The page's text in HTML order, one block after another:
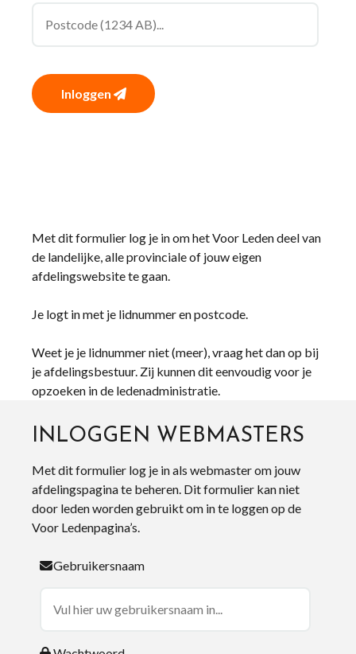
Inloggen
Met dit formulier log je in om het Voor Leden deel van
de landelijke, alle provinciale of jouw eigen
afdelingswebsite te gaan.
Je logt in met je lidnummer en postcode.
Weet je je lidnummer niet (meer), vraag het dan op bij
je afdelingsbestuur. Zij kunnen dit eenvoudig voor je
opzoeken in de ledenadministratie.
INLOGGEN WEBMASTERS
Met dit formulier log je in als webmaster om jouw
afdelingspagina te beheren. Dit formulier kan niet
door leden worden gebruikt om in te loggen op de
Voor Ledenpagina’s.
Gebruikersnaam